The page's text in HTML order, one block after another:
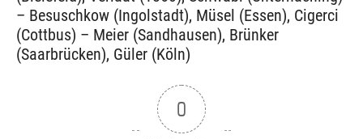
– Besuschkow (Ingolstadt), Müsel (Essen), Cigerci
(Cottbus) – Meier (Sandhausen), Brünker
(Saarbrücken), Güler (Köln)
0